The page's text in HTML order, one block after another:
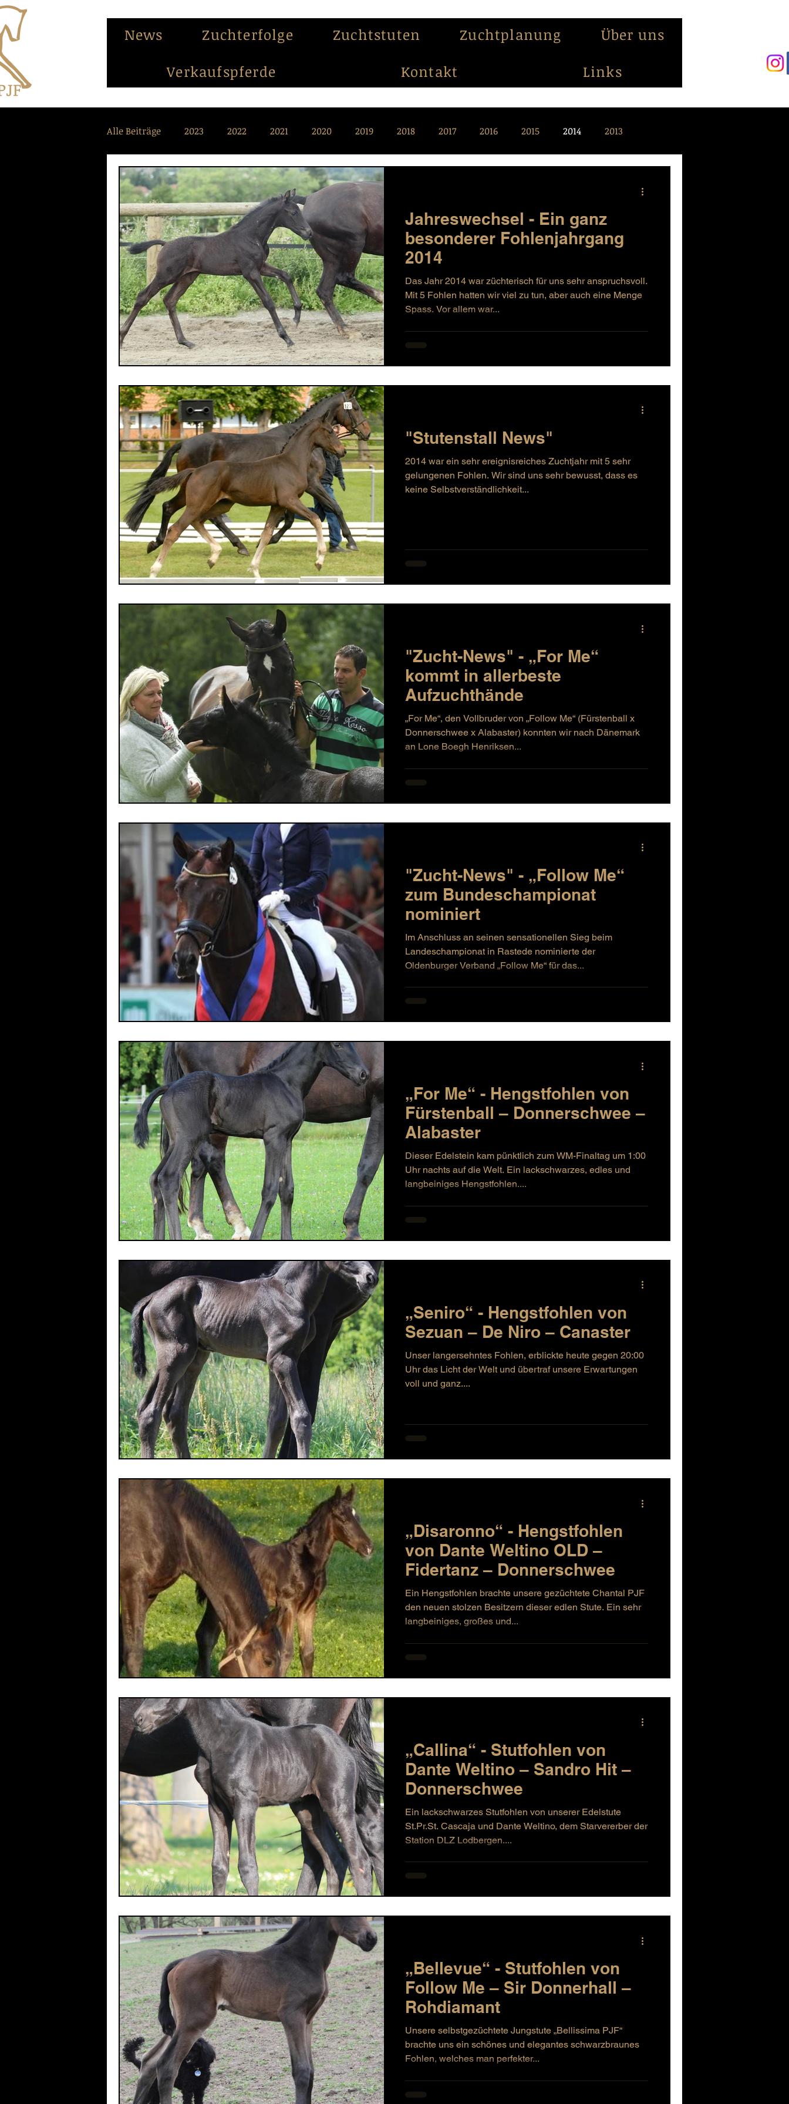
News Zuchterfolge Zuchtstuten Zuchtplanung
Über uns
Verkaufspferde
Kontakt Links
Alle Beiträge 2023 2022 2021 2020 2019 2018 2017 2016 2015 2014 2013
2012 2011 2010 2009 2008 2007
Jahreswechsel - Ein ganz
besonderer Fohlenjahrgang
2014
Das Jahr 2014 war züchterisch für uns sehr anspruchsvoll.
Mit 5 Fohlen hatten wir viel zu tun, aber auch eine Menge
Spass. Vor allem war...
"Stutenstall News"
2014 war ein sehr ereignisreiches Zuchtjahr mit 5 sehr
gelungenen Fohlen. Wir sind uns sehr bewusst, dass es
keine Selbstverständlichkeit...
"Zucht-News" - „For Me“
kommt in allerbeste
Aufzuchthände
„For Me“, den Vollbruder von „Follow Me“ (Fürstenball x
Donnerschwee x Alabaster) konnten wir nach Dänemark
an Lone Boegh Henriksen...
"Zucht-News" - „Follow Me“
zum Bundeschampionat
nominiert
Im Anschluss an seinen sensationellen Sieg beim
Landeschampionat in Rastede nominierte der
Oldenburger Verband „Follow Me“ für das...
„For Me“ - Hengstfohlen von
Fürstenball – Donnerschwee –
Alabaster
Dieser Edelstein kam pünktlich zum WM-Finaltag um 1:00
Uhr nachts auf die Welt. Ein lackschwarzes, edles und
langbeiniges Hengstfohlen....
„Seniro“ - Hengstfohlen von
Sezuan – De Niro – Canaster
Unser langersehntes Fohlen, erblickte heute gegen 20:00
Uhr das Licht der Welt und übertraf unsere Erwartungen
voll und ganz....
„Disaronno“ - Hengstfohlen
von Dante Weltino OLD –
Fidertanz – Donnerschwee
Ein Hengstfohlen brachte unsere gezüchtete Chantal PJF
den neuen stolzen Besitzern dieser edlen Stute. Ein sehr
langbeiniges, großes und...
„Callina“ - Stutfohlen von
Dante Weltino – Sandro Hit –
Donnerschwee
Ein lackschwarzes Stutfohlen von unserer Edelstute
St.Pr.St. Cascaja und Dante Weltino, dem Starvererber der
Station DLZ Lodbergen....
„Bellevue“ - Stutfohlen von
Follow Me – Sir Donnerhall –
Rohdiamant
Unsere selbstgezüchtete Jungstute „Bellissima PJF“
brachte uns ein schönes und elegantes schwarzbraunes
Fohlen, welches man perfekter...